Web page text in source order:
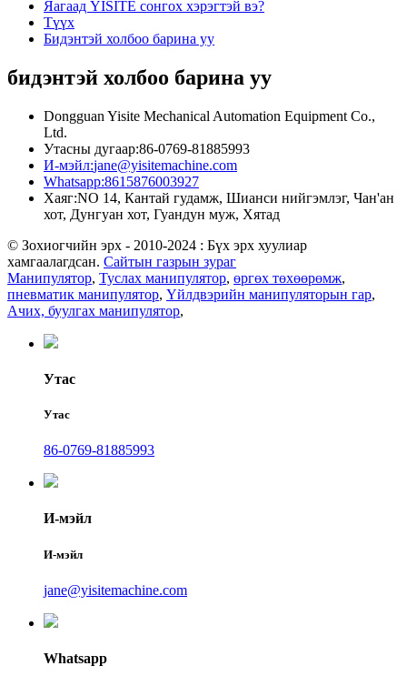
Яагаад YISITE сонгох хэрэгтэй вэ?
Түүх
Бидэнтэй холбоо барина уу
бидэнтэй холбоо барина уу
Dongguan Yisite Mechanical Automation Equipment Co.,
Ltd.
Утасны дугаар:86-0769-81885993
И-мэйл:jane@yisitemachine.com
Whatsapp:8615876003927
Хаяг:NO 14, Кантай гудамж, Шианси нийгэмлэг, Чан'ан
хот, Дунгуан хот, Гуандун муж, Хятад
© Зохиогчийн эрх - 2010-2024 : Бүх эрх хуулиар
хамгаалагдсан. Сайтын газрын зураг
Манипулятор, Туслах манипулятор, өргөх төхөөрөмж,
пневматик манипулятор, Үйлдвэрийн манипуляторын гар,
Ачих, буулгах манипулятор,
Утас
Утас
86-0769-81885993
И-мэйл
И-мэйл
jane@yisitemachine.com
Whatsapp